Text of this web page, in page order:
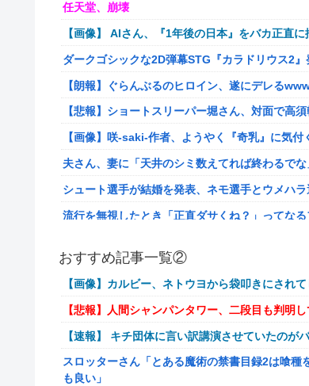
任天堂、崩壊
【画像】 AIさん、『1年後の日本』をバカ正直
ダークゴシックな2D弾幕STG『カラドリウス2』
【朗報】ぐらんぶるのヒロイン、遂にデレる
【悲報】ショートスリーパー堀さん、対面で高
【画像】咲-saki-作者、ようやく『奇乳』に気付
夫さん、妻に「天井のシミ数えてれば終わるで
シュート選手が結婚を発表、ネモ選手とウメハラ
流行を無視したとき「正直ダサくね？」ってな
佐藤二朗、妻とのハグを報告「文〇砲より遥か
【画像】こんな感じのクルマで車中泊旅したい
【朗報】ドラゴンボール史上、最も実力とその
路上駐車中のテスラ車を超弩級のゲリラ豪雨が
【艦これ】そもそも深海ってなんか悪いことした
おすすめ記事一覧②
【画像】カルビー、ネトウヨから袋叩きにされ
【悲報】人間シャンパンタワー、二段目も判明
【速報】 キチ団体に言い訳講演させていたの
スロッターさん「とある魔術の禁書目録2は喰
も良い」